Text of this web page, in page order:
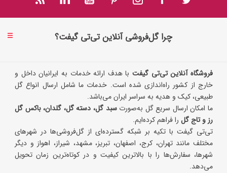
چرا گل‌فروشی آنلاین تی‌تی گیفت؟
فروشگاه آنلاین تی‌تی گیفتبا هدف ارائه خدمات به ایرانیان داخل و
خارج از کشور راه‌اندازی شده است. خدمات ما شامل ارسال انواع گل
طبیعی، کیک و هدیه به سراسر ایران می‌باشد.
ما امکان ارسال سریع گل به‌صورتسبد گل، دسته گل، گلدان، باکس گل
رز و تاج گل را فراهم کرده‌ایم.
تی‌تی گیفت با تکیه بر شبکه گسترده‌ای از گل‌فروشی‌ها در شهرهای
مختلف مانند تهران، کرج، اصفهان، تبریز، مشهد، شیراز، اهواز و دیگر
شهرها، سفارش‌ها را با بالاترین کیفیت و در کوتاه‌ترین زمان تحویل
می‌دهد.